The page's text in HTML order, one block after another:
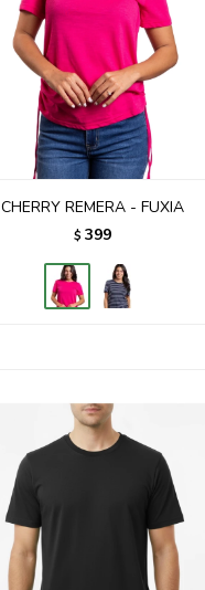
CHERRY REMERA - FUXIA
$ 399